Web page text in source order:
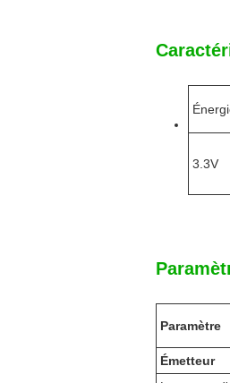
3.3V
Paramètre
Émetteur